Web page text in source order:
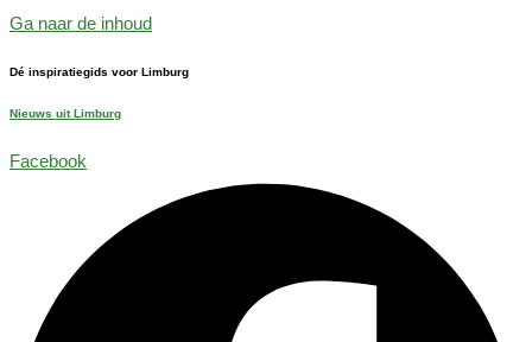
Ga naar de inhoud
Dé inspiratiegids voor Limburg
Nieuws uit Limburg
Facebook